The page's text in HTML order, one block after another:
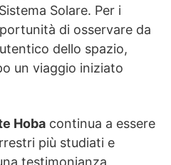
Solare. Per i
di osservare da
dello spazio,
un viaggio iniziato
Hoba continua a essere
più studiati e
testimonianza